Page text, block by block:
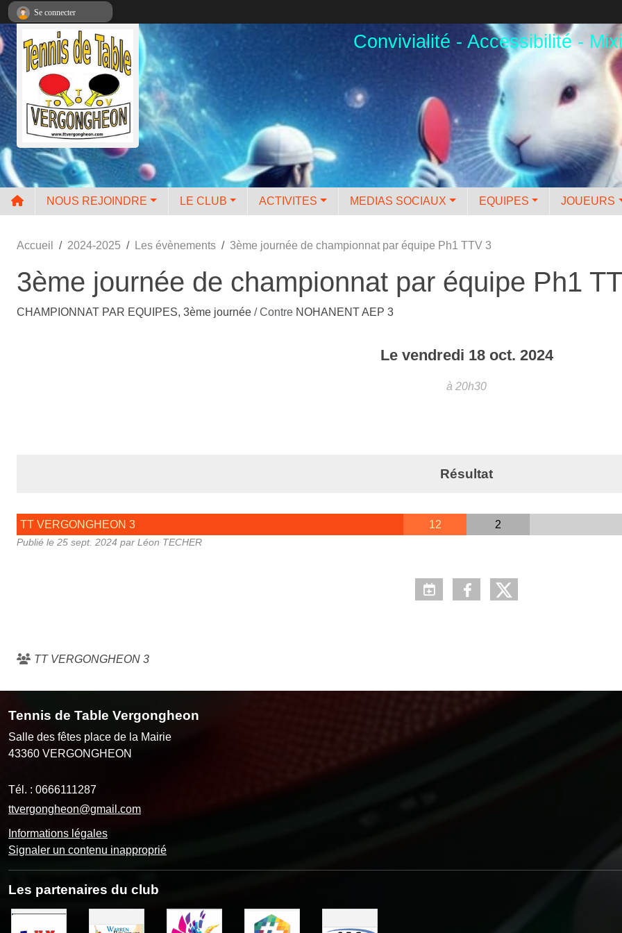
Convivialité - Accessibilité -
NOUS REJOINDRE LE CLUB ACTIVITES MEDIAS SOCIAUX EQUIPES JOUEURS
Accueil 2024-2025 Les évènements 3ème journée de championnat par équipe Ph1 TTV 3
3ème journée de championnat par équipe Ph1
CHAMPIONNAT PAR EQUIPES, 3ème journée / Contre NOHANENT AEP 3
Le vendredi 18 oct. 2024
à 20h30
Résultat
TT VERGONGHEON 3 12 2
Publié le 25 sept. 2024 par Léon TECHER
TT VERGONGHEON 3
Tennis de Table Vergongheon
Salle des fêtes place de la Mairie
43360 VERGONGHEON
Tél. : 0666111287
ttvergongheon@gmail.com
Informations légales
Signaler un contenu inapproprié
Les partenaires du club
Se connecter
Panneau de gestion des cookies